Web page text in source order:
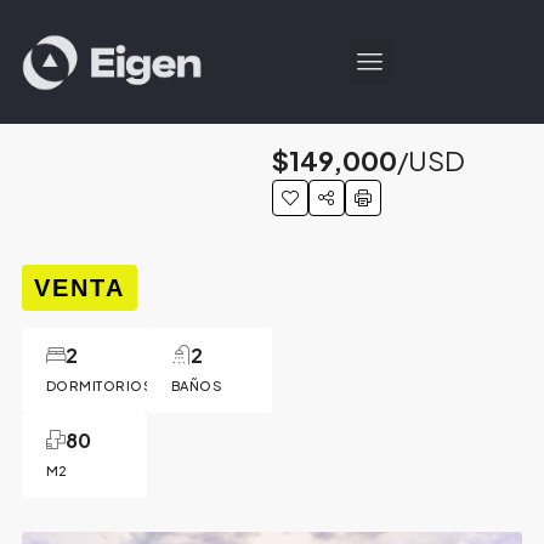
VENTA
DORMITORIOS
2
BAÑOS
2
M2
80
$149,000/USD